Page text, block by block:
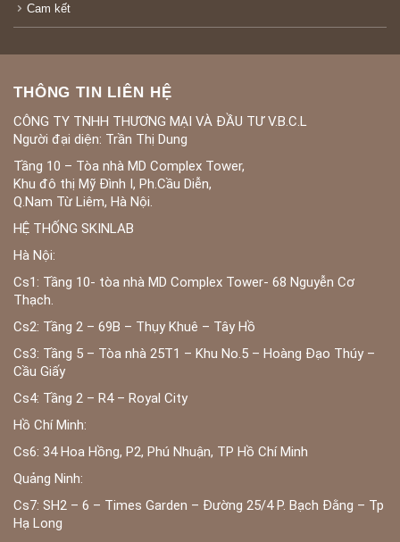
Cam kết
THÔNG TIN LIÊN HỆ
CÔNG TY TNHH THƯƠNG MẠI VÀ ĐẦU TƯ V.B.C.L
Người đại diện: Trần Thị Dung
Tầng 10 – Tòa nhà MD Complex Tower,
Khu đô thị Mỹ Đình I, Ph.Cầu Diễn,
Q.Nam Từ Liêm, Hà Nội.
HỆ THỐNG SKINLAB
Hà Nội:
Cs1: Tầng 10- tòa nhà MD Complex Tower- 68 Nguyễn Cơ
Thạch.
Cs2: Tầng 2 – 69B – Thụy Khuê – Tây Hồ
Cs3: Tầng 5 – Tòa nhà 25T1 – Khu No.5 – Hoàng Đạo Thúy –
Cầu Giấy
Cs4: Tầng 2 – R4 – Royal City
Hồ Chí Minh:
Cs6: 34 Hoa Hồng, P2, Phú Nhuận, TP Hồ Chí Minh
Quảng Ninh:
Cs7: SH2 – 6 – Times Garden – Đường 25/4 P. Bạch Đằng – Tp
Hạ Long